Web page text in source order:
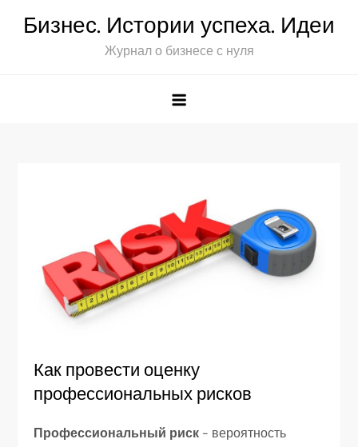
Бизнес. Истории успеха. Идеи
Журнал о бизнесе с нуля
Как провести оценку
профессиональных рисков
Профессиональный риск – вероятность